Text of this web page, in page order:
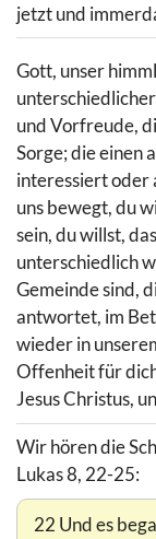
jetzt und
Gott, unser
und Vorfreude,
Sorge; die einen
interessiert oder
uns bewegt, du
sein, du willst,
unterschiedlich
Gemeinde sind,
antwortet, im
wieder in
Offenheit für
Jesus Christus,
Wir hören die
Lukas 8, 22-25:
22 Und es